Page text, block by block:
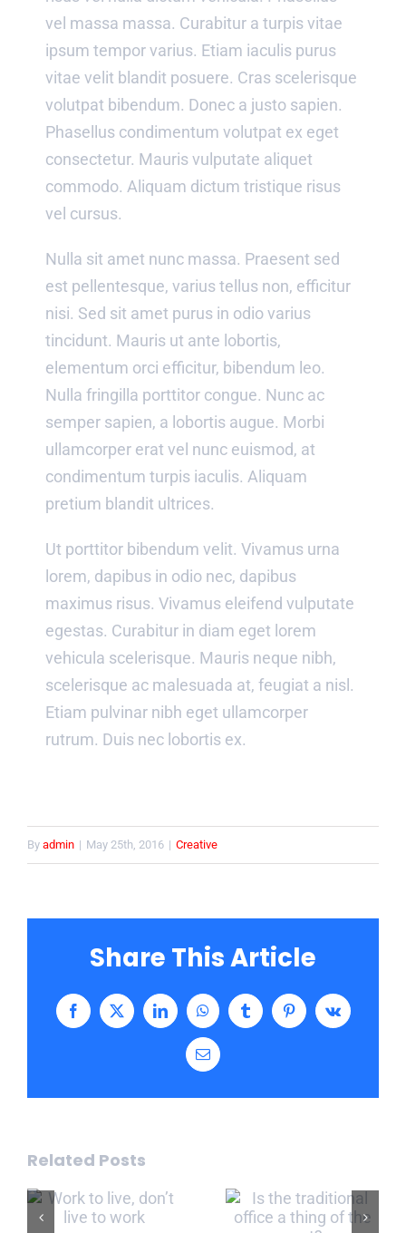
vel massa massa. Curabitur a turpis vitae
ipsum tempor varius. Etiam iaculis purus
vitae velit blandit posuere. Cras scelerisque
volutpat bibendum. Donec a justo sapien.
Phasellus condimentum volutpat ex eget
consectetur. Mauris vulputate aliquet
commodo. Aliquam dictum tristique risus
vel cursus.
Nulla sit amet nunc massa. Praesent sed
est pellentesque, varius tellus non, efficitur
nisi. Sed sit amet purus in odio varius
tincidunt. Mauris ut ante lobortis,
elementum orci efficitur, bibendum leo.
Nulla fringilla porttitor congue. Nunc ac
semper sapien, a lobortis augue. Morbi
ullamcorper erat vel nunc euismod, at
condimentum turpis iaculis. Aliquam
pretium blandit ultrices.
Ut porttitor bibendum velit. Vivamus urna
lorem, dapibus in odio nec, dapibus
maximus risus. Vivamus eleifend vulputate
egestas. Curabitur in diam eget lorem
vehicula scelerisque. Mauris neque nibh,
scelerisque ac malesuada at, feugiat a nisl.
Etiam pulvinar nibh eget ullamcorper
rutrum. Duis nec lobortis ex.
By admin | May 25th, 2016 | Creative
Share This Article
Facebook
X LinkedInWhatsAppTumblr PinterestVk
Email
Related Posts